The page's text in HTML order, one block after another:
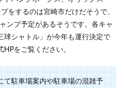
をするのは宮崎市だけだそうで、
ンプ予定があるそうです。各キャ
球シャトル」が今年も運行決定で
をご覧ください。
て駐車場案内や駐車場の混雑予